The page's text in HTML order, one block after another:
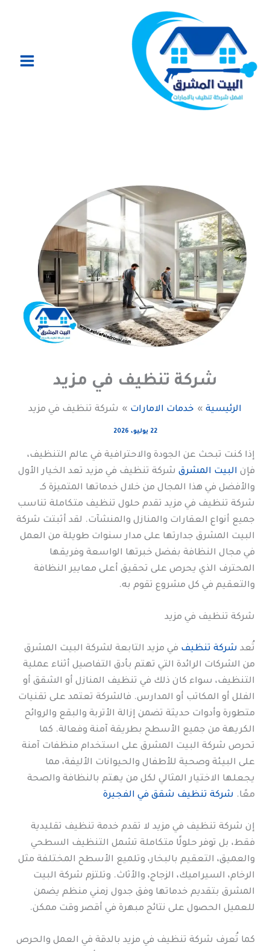
المحتوى
شركة تنظيف في مزيد
الرئيسية خدمات الامارات شركة تنظيف في مزيد
22 يوليو، 2026
إذا كنت تبحث عن الجودة والاحترافية في عالم التنظيف،
فإن البيت المشرق شركة تنظيف في مزيد تعد الخيار الأول
والأفضل في هذا المجال من خلال خدماتها المتميزة كـ
شركة تنظيف في مزيد تقدم حلول تنظيف متكاملة تناسب
جميع أنواع العقارات والمنازل والمنشآت. لقد أثبتت شركة
البيت المشرق جدارتها على مدار سنوات طويلة من العمل
في مجال النظافة بفضل خبرتها الواسعة وفريقها
المحترف الذي يحرص على تحقيق أعلى معايير النظافة
والتعقيم في كل مشروع تقوم به.
شركة تنظيف في مزيد
تُعد شركة تنظيف في مزيد التابعة لشركة البيت المشرق
من الشركات الرائدة التي تهتم بأدق التفاصيل أثناء عملية
التنظيف، سواء كان ذلك في تنظيف المنازل أو الشقق أو
الفلل أو المكاتب أو المدارس. فالشركة تعتمد على تقنيات
متطورة وأدوات حديثة تضمن إزالة الأتربة والبقع والروائح
الكريهة من جميع الأسطح بطريقة آمنة وفعالة. كما
تحرص شركة البيت المشرق على استخدام منظفات آمنة
على البيئة وصحية للأطفال والحيوانات الأليفة، مما
يجعلها الاختيار المثالي لكل من يهتم بالنظافة والصحة
معًا. شركة تنظيف شقق في الفجيرة
إن شركة تنظيف في مزيد لا تقدم خدمة تنظيف تقليدية
فقط، بل توفر حلولًا متكاملة تشمل التنظيف السطحي
والعميق، التعقيم بالبخار، وتلميع الأسطح المختلفة مثل
الرخام، السيراميك، الزجاج، والأثاث. وتلتزم شركة البيت
المشرق بتقديم خدماتها وفق جدول زمني منظم يضمن
للعميل الحصول على نتائج مبهرة في أقصر وقت ممكن.
كما تُعرف شركة تنظيف في مزيد بالدقة في العمل والحرص